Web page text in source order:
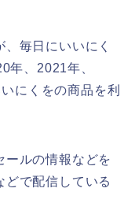
毎日にいいにく
年、2021年、
にくをの商品を利
ールの情報などを
で配信している